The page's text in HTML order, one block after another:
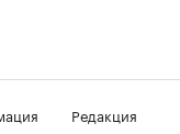
Редакция